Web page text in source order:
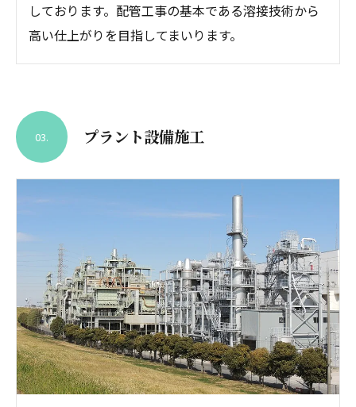
しております。配管工事の基本である溶接技術から
高い仕上がりを目指してまいります。
プラント設備施工
03.